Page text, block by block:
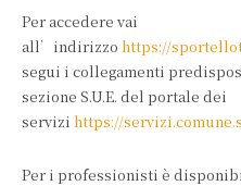
Per accedere vai
all’indirizzo https://
segui i collegamenti
sezione S.U.E. del portale dei
servizi https://
Per i professionisti è